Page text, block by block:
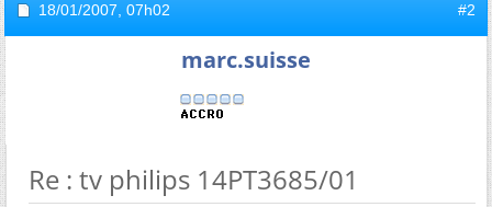
18/01/2007, 07h02 #2
marc.suisse
Re : tv philips 14PT3685/01